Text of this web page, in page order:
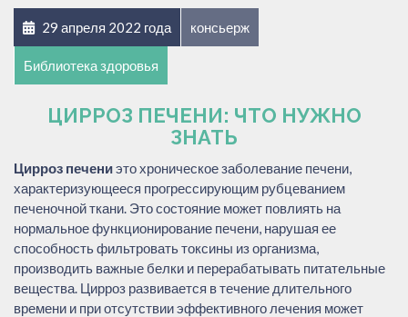
29 апреля 2022 года консьерж
Библиотека здоровья
ЦИРРОЗ ПЕЧЕНИ: ЧТО НУЖНО
ЗНАТЬ
Цирроз печениэто хроническое заболевание печени,
характеризующееся прогрессирующим рубцеванием
печеночной ткани. Это состояние может повлиять на
нормальное функционирование печени, нарушая ее
способность фильтровать токсины из организма,
производить важные белки и перерабатывать питательные
вещества. Цирроз развивается в течение длительного
времени и при отсутствии эффективного лечения может